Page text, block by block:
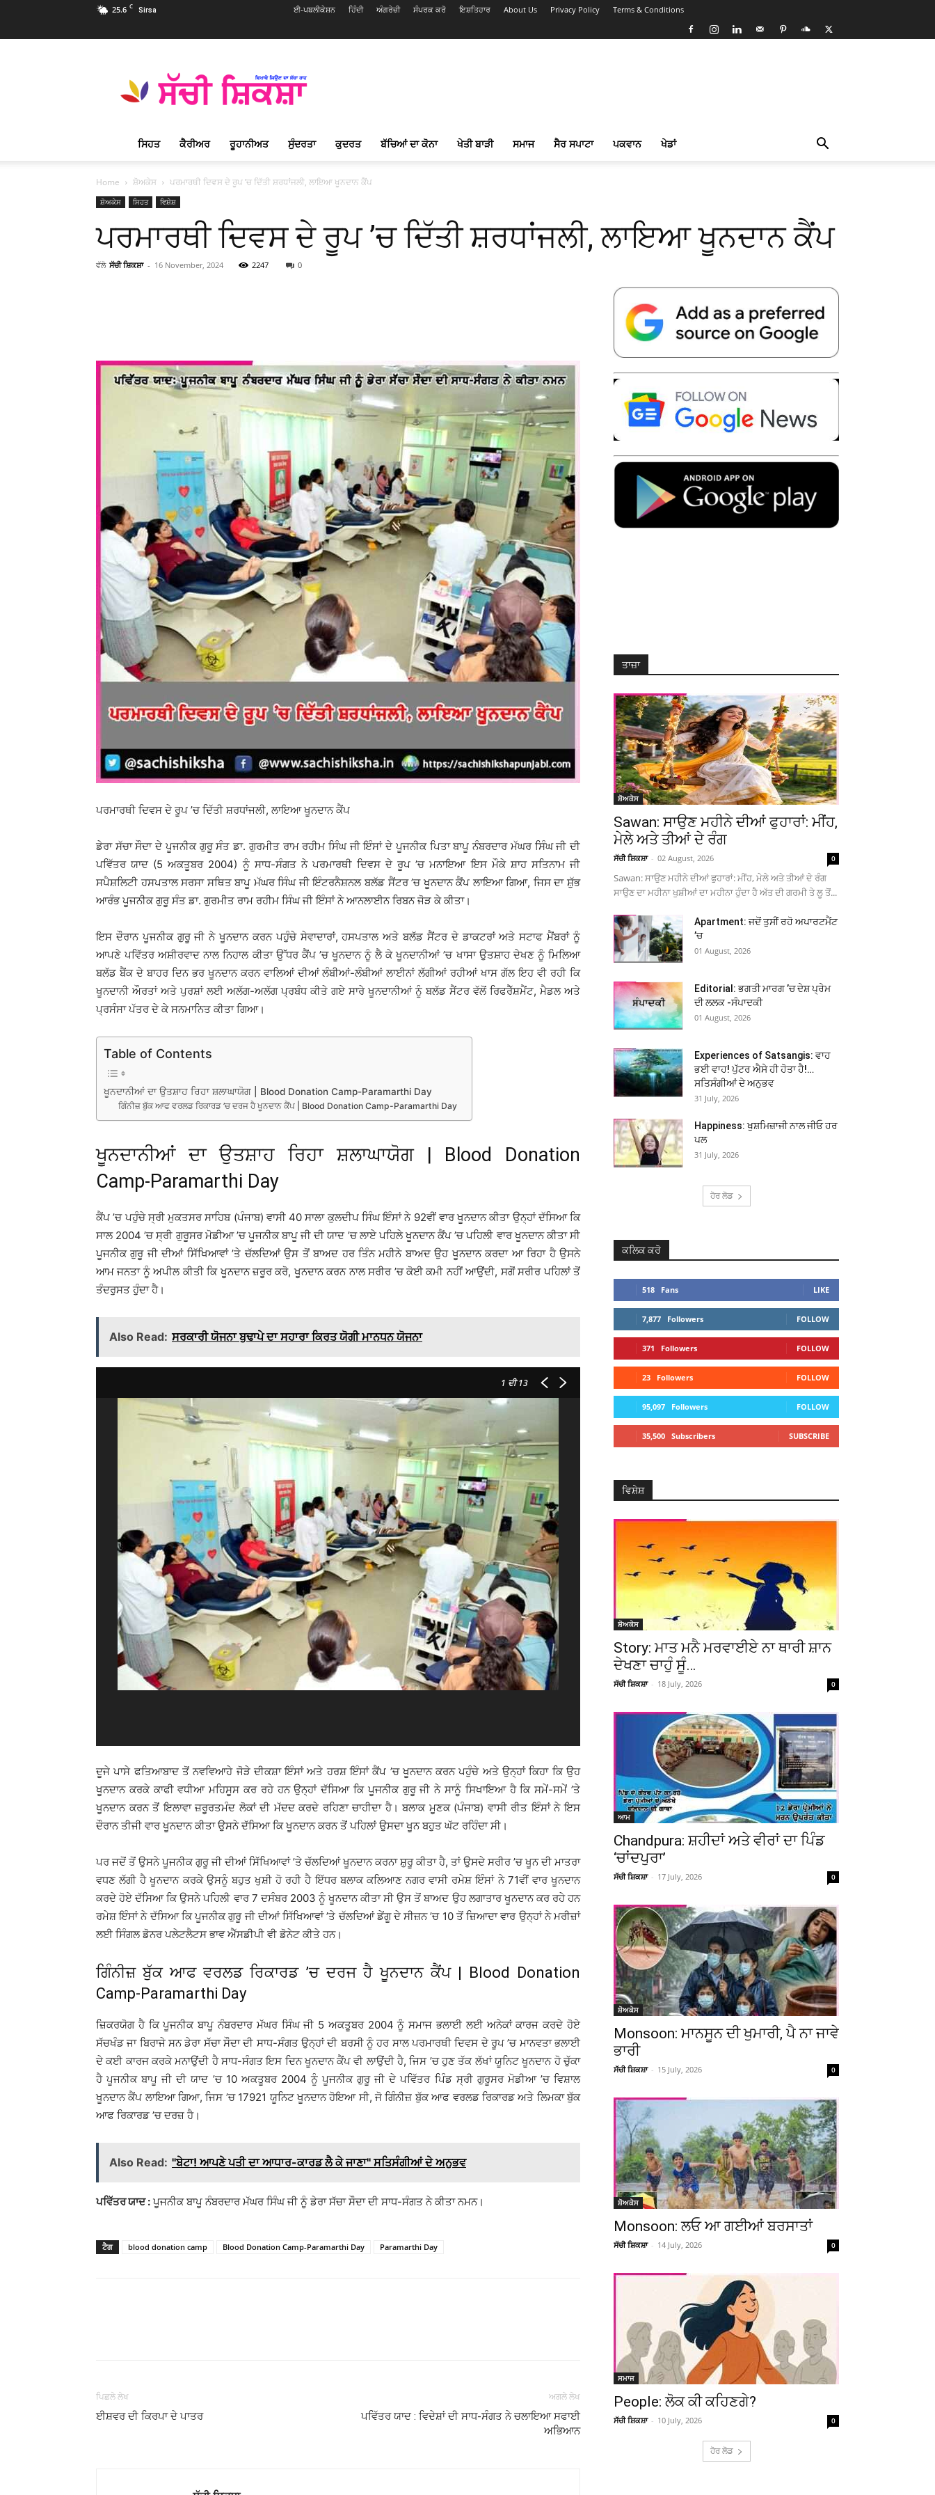
25.6 C Sirsa ਈ-ਪਬਲੀਕੇਸ਼ਨ ਹਿੰਦੀ ਅੰਗਰੇਜ਼ੀ ਸੰਪਰਕ ਕਰੋ ਇਸ਼ਤਿਹਾਰ About Us Privacy Policy Terms & Conditions
Shiksha
Punjabi
ਸ਼ਿਕਸ਼ਾ
ਪ੍ਰਸਿੱਧ
ਮੈਗਜ਼ੀਨ
ਸਿਹਤ ਕੈਰੀਅਰ ਰੂਹਾਨੀਅਤ ਸੁੰਦਰਤਾ ਕੁਦਰਤ ਬੱਚਿਆਂ ਦਾ ਕੋਨਾ ਖੇਤੀ ਬਾੜੀ ਸਮਾਜ ਸੈਰ ਸਪਾਟਾ ਪਕਵਾਨ ਖੇਡਾਂ
Home ਸ਼ੋਅਕੇਸ ਪਰਮਾਰਥੀ ਦਿਵਸ ਦੇ ਰੂਪ ’ਚ ਦਿੱਤੀ ਸ਼ਰਧਾਂਜਲੀ, ਲਾਇਆ ਖੂਨਦਾਨ ਕੈਂਪ
ਸ਼ੋਅਕੇਸ ਸਿਹਤ ਵਿਸ਼ੇਸ਼
ਪਰਮਾਰਥੀ ਦਿਵਸ ਦੇ ਰੂਪ ’ਚ ਦਿੱਤੀ ਸ਼ਰਧਾਂਜਲੀ, ਲਾਇਆ ਖੂਨਦਾਨ ਕੈਂਪ
ਵੱਲੋ ਸੱਚੀ ਸ਼ਿਕਸ਼ਾ - 16 November, 2024 2247 0
Telegram Copy URL
ਪਰਮਾਰਥੀ ਦਿਵਸ ਦੇ ਰੂਪ ’ਚ ਦਿੱਤੀ ਸ਼ਰਧਾਂਜਲੀ, ਲਾਇਆ ਖੂਨਦਾਨ ਕੈਂਪ
ਡੇਰਾ ਸੱਚਾ ਸੌਦਾ ਦੇ ਪੂਜਨੀਕ ਗੁਰੂ ਸੰਤ ਡਾ. ਗੁਰਮੀਤ ਰਾਮ ਰਹੀਮ ਸਿੰਘ ਜੀ ਇੰਸਾਂ ਦੇ ਪੂਜਨੀਕ ਪਿਤਾ ਬਾਪੂ ਨੰਬਰਦਾਰ ਮੱਘਰ ਸਿੰਘ ਜੀ ਦੀ
ਪਵਿੱਤਰ ਯਾਦ (5 ਅਕਤੂਬਰ 2004) ਨੂੰ ਸਾਧ-ਸੰਗਤ ਨੇ ਪਰਮਾਰਥੀ ਦਿਵਸ ਦੇ ਰੂਪ ’ਚ ਮਨਾਇਆ ਇਸ ਮੌਕੇ ਸ਼ਾਹ ਸਤਿਨਾਮ ਜੀ
ਸਪੈਸ਼ਲਿਟੀ ਹਸਪਤਾਲ ਸਰਸਾ ਸਥਿਤ ਬਾਪੂ ਮੱਘਰ ਸਿੰਘ ਜੀ ਇੰਟਰਨੈਸ਼ਨਲ ਬਲੱਡ ਸੈਂਟਰ ’ਚ ਖੂਨਦਾਨ ਕੈਂਪ ਲਾਇਆ ਗਿਆ, ਜਿਸ ਦਾ ਸ਼ੁੱਭ
ਆਰੰਭ ਪੂਜਨੀਕ ਗੁਰੂ ਸੰਤ ਡਾ. ਗੁਰਮੀਤ ਰਾਮ ਰਹੀਮ ਸਿੰਘ ਜੀ ਇੰਸਾਂ ਨੇ ਆਨਲਾਈਨ ਰਿਬਨ ਜੋੜ ਕੇ ਕੀਤਾ।
ਇਸ ਦੌਰਾਨ ਪੂਜਨੀਕ ਗੁਰੂ ਜੀ ਨੇ ਖੂਨਦਾਨ ਕਰਨ ਪਹੁੰਚੇ ਸੇਵਾਦਾਰਾਂ, ਹਸਪਤਾਲ ਅਤੇ ਬਲੱਡ ਸੈਂਟਰ ਦੇ ਡਾਕਟਰਾਂ ਅਤੇ ਸਟਾਫ ਮੈਂਬਰਾਂ ਨੂੰ
ਆਪਣੇ ਪਵਿੱਤਰ ਅਸ਼ੀਰਵਾਦ ਨਾਲ ਨਿਹਾਲ ਕੀਤਾ ਉੱਧਰ ਕੈਂਪ ’ਚ ਖੂਨਦਾਨ ਨੂੰ ਲੈ ਕੇ ਖੂਨਦਾਨੀਆਂ ’ਚ ਖਾਸਾ ਉਤਸ਼ਾਹ ਦੇਖਣ ਨੂੰ ਮਿਲਿਆ
ਬਲੱਡ ਬੈਂਕ ਦੇ ਬਾਹਰ ਦਿਨ ਭਰ ਖੂਨਦਾਨ ਕਰਨ ਵਾਲਿਆਂ ਦੀਆਂ ਲੰਬੀਆਂ-ਲੰਬੀਆਂ ਲਾਈਨਾਂ ਲੱਗੀਆਂ ਰਹੀਆਂ ਖਾਸ ਗੱਲ ਇਹ ਵੀ ਰਹੀ ਕਿ
ਖੂਨਦਾਨੀ ਔਰਤਾਂ ਅਤੇ ਪੁਰਸ਼ਾਂ ਲਈ ਅਲੱਗ-ਅਲੱਗ ਪ੍ਰਬੰਧ ਕੀਤੇ ਗਏ ਸਾਰੇ ਖੂਨਦਾਨੀਆਂ ਨੂੰ ਬਲੱਡ ਸੈਂਟਰ ਵੱਲੋਂ ਰਿਫਰੈੱਸ਼ਮੈਂਟ, ਮੈਡਲ ਅਤੇ
ਪ੍ਰਸੰਸਾ ਪੱਤਰ ਦੇ ਕੇ ਸਨਮਾਨਿਤ ਕੀਤਾ ਗਿਆ।
Table of Contents
ਖੂਨਦਾਨੀਆਂ ਦਾ ਉਤਸ਼ਾਹ ਰਿਹਾ ਸ਼ਲਾਘਾਯੋਗ | Blood Donation Camp-Paramarthi Day
ਗਿੰਨੀਜ਼ ਬੁੱਕ ਆਫ ਵਰਲਡ ਰਿਕਾਰਡ ’ਚ ਦਰਜ ਹੈ ਖੂਨਦਾਨ ਕੈਂਪ | Blood Donation Camp-Paramarthi Day
ਖੂਨਦਾਨੀਆਂ ਦਾ ਉਤਸ਼ਾਹ ਰਿਹਾ ਸ਼ਲਾਘਾਯੋਗ | Blood Donation
Camp-Paramarthi Day
ਕੈਂਪ ’ਚ ਪਹੁੰਚੇ ਸ੍ਰੀ ਮੁਕਤਸਰ ਸਾਹਿਬ (ਪੰਜਾਬ) ਵਾਸੀ 40 ਸਾਲਾ ਕੁਲਦੀਪ ਸਿੰਘ ਇੰਸਾਂ ਨੇ 92ਵੀਂ ਵਾਰ ਖੂਨਦਾਨ ਕੀਤਾ ਉਨ੍ਹਾਂ ਦੱਸਿਆ ਕਿ
ਸਾਲ 2004 ’ਚ ਸ੍ਰੀ ਗੁਰੂਸਰ ਮੋਡੀਆ ’ਚ ਪੂਜਨੀਕ ਬਾਪੂ ਜੀ ਦੀ ਯਾਦ ’ਚ ਲਾਏ ਪਹਿਲੇ ਖੂਨਦਾਨ ਕੈਂਪ ’ਚ ਪਹਿਲੀ ਵਾਰ ਖੂਨਦਾਨ ਕੀਤਾ ਸੀ
ਪੂਜਨੀਕ ਗੁਰੂ ਜੀ ਦੀਆਂ ਸਿੱਖਿਆਵਾਂ ’ਤੇ ਚੱਲਦਿਆਂ ਉਸ ਤੋਂ ਬਾਅਦ ਹਰ ਤਿੰਨ ਮਹੀਨੇ ਬਾਅਦ ਉਹ ਖੂਨਦਾਨ ਕਰਦਾ ਆ ਰਿਹਾ ਹੈ ਉਸਨੇ
ਆਮ ਜਨਤਾ ਨੂੰ ਅਪੀਲ ਕੀਤੀ ਕਿ ਖੂਨਦਾਨ ਜ਼ਰੂਰ ਕਰੋ, ਖੂਨਦਾਨ ਕਰਨ ਨਾਲ ਸਰੀਰ ’ਚ ਕੋਈ ਕਮੀ ਨਹੀਂ ਆਉਂਦੀ, ਸਗੋਂ ਸਰੀਰ ਪਹਿਲਾਂ ਤੋਂ
ਤੰਦਰੁਸਤ ਹੁੰਦਾ ਹੈ।
Also Read: ਸਰਕਾਰੀ ਯੋਜਨਾ ਬੁਢਾਪੇ ਦਾ ਸਹਾਰਾ ਕਿਰਤ ਯੋਗੀ ਮਾਨਧਨ ਯੋਜਨਾ
1 ਦੀ 13
ਦੂਜੇ ਪਾਸੇ ਫਤਿਆਬਾਦ ਤੋਂ ਨਵਵਿਆਹੇ ਜੋੜੇ ਦੀਕਸ਼ਾ ਇੰਸਾਂ ਅਤੇ ਹਰਸ਼ ਇੰਸਾਂ ਕੈਂਪ ’ਚ ਖੂਨਦਾਨ ਕਰਨ ਪਹੁੰਚੇ ਅਤੇ ਉਨ੍ਹਾਂ ਕਿਹਾ ਕਿ ਉਹ
ਖੂਨਦਾਨ ਕਰਕੇ ਕਾਫੀ ਵਧੀਆ ਮਹਿਸੂਸ ਕਰ ਰਹੇ ਹਨ ਉਨ੍ਹਾਂ ਦੱਸਿਆ ਕਿ ਪੂਜਨੀਕ ਗੁਰੂ ਜੀ ਨੇ ਸਾਨੂੰ ਸਿਖਾਇਆ ਹੈ ਕਿ ਸਮੇਂ-ਸਮੇਂ ’ਤੇ
ਖੂਨਦਾਨ ਕਰਨ ਤੋਂ ਇਲਾਵਾ ਜ਼ਰੂਰਤਮੰਦ ਲੋਕਾਂ ਦੀ ਮੱਦਦ ਕਰਦੇ ਰਹਿਣਾ ਚਾਹੀਦਾ ਹੈ। ਬਲਾਕ ਮੂਣਕ (ਪੰਜਾਬ) ਵਾਸੀ ਰੀਤ ਇੰਸਾਂ ਨੇ ਇਸ
ਦੌਰਾਨ ਤੀਜੀ ਵਾਰ ਖੂਨਦਾਨ ਕੀਤਾ ਉਸਨੇ ਦੱਸਿਆ ਕਿ ਖੂਨਦਾਨ ਕਰਨ ਤੋਂ ਪਹਿਲਾਂ ਉਸਦਾ ਖੂਨ ਬਹੁਤ ਘੱਟ ਰਹਿੰਦਾ ਸੀ।
ਪਰ ਜਦੋਂ ਤੋਂ ਉਸਨੇ ਪੂਜਨੀਕ ਗੁਰੂ ਜੀ ਦੀਆਂ ਸਿੱਖਿਆਵਾਂ ’ਤੇ ਚੱਲਦਿਆਂ ਖੂਨਦਾਨ ਕਰਨਾ ਸ਼ੁਰੂ ਕੀਤਾ ਹੈ, ਤਾਂ ਉਸਦੇ ਸਰੀਰ ’ਚ ਖੂਨ ਦੀ ਮਾਤਰਾ
ਵਧਣ ਲੱਗੀ ਹੈ ਖੂਨਦਾਨ ਕਰਕੇ ਉਸਨੂੰ ਬਹੁਤ ਖੁਸ਼ੀ ਹੋ ਰਹੀ ਹੈ ਇੱਧਰ ਬਲਾਕ ਕਲਿਆਣ ਨਗਰ ਵਾਸੀ ਰਮੇਸ਼ ਇੰਸਾਂ ਨੇ 71ਵੀਂ ਵਾਰ ਖੂਨਦਾਨ
ਕਰਦੇ ਹੋਏ ਦੱਸਿਆ ਕਿ ਉਸਨੇ ਪਹਿਲੀ ਵਾਰ 7 ਦਸੰਬਰ 2003 ਨੂੰ ਖੂਨਦਾਨ ਕੀਤਾ ਸੀ ਉਸ ਤੋਂ ਬਾਅਦ ਉਹ ਲਗਾਤਾਰ ਖੂਨਦਾਨ ਕਰ ਰਹੇ ਹਨ
ਰਮੇਸ਼ ਇੰਸਾਂ ਨੇ ਦੱਸਿਆ ਕਿ ਪੂਜਨੀਕ ਗੁਰੂ ਜੀ ਦੀਆਂ ਸਿੱਖਿਆਵਾਂ ’ਤੇ ਚੱਲਦਿਆਂ ਡੇਂਗੂ ਦੇ ਸੀਜ਼ਨ ’ਚ 10 ਤੋਂ ਜ਼ਿਆਦਾ ਵਾਰ ਉਨ੍ਹਾਂ ਨੇ ਮਰੀਜ਼ਾਂ
ਲਈ ਸਿੰਗਲ ਡੋਨਰ ਪਲੇਟਲੈਟਸ ਭਾਵ ਐੱਸਡੀਪੀ ਵੀ ਡੋਨੇਟ ਕੀਤੇ ਹਨ।
ਗਿੰਨੀਜ਼ ਬੁੱਕ ਆਫ ਵਰਲਡ ਰਿਕਾਰਡ ’ਚ ਦਰਜ ਹੈ ਖੂਨਦਾਨ ਕੈਂਪ | Blood Donation
Camp-Paramarthi Day
ਜ਼ਿਕਰਯੋਗ ਹੈ ਕਿ ਪੂਜਨੀਕ ਬਾਪੂ ਨੰਬਰਦਾਰ ਮੱਘਰ ਸਿੰਘ ਜੀ 5 ਅਕਤੂਬਰ 2004 ਨੂੰ ਸਮਾਜ ਭਲਾਈ ਲਈ ਅਨੇਕਾਂ ਕਾਰਜ ਕਰਦੇ ਹੋਏ
ਸੱਚਖੰਡ ਜਾ ਬਿਰਾਜੇ ਸਨ ਡੇਰਾ ਸੱਚਾ ਸੌਦਾ ਦੀ ਸਾਧ-ਸੰਗਤ ਉਨ੍ਹਾਂ ਦੀ ਬਰਸੀ ਨੂੰ ਹਰ ਸਾਲ ਪਰਮਾਰਥੀ ਦਿਵਸ ਦੇ ਰੂਪ ’ਚ ਮਾਨਵਤਾ ਭਲਾਈ
ਦੇ ਕਈ ਕਾਰਜ ਕਰਕੇ ਮਨਾਉਂਦੀ ਹੈ ਸਾਧ-ਸੰਗਤ ਇਸ ਦਿਨ ਖੂਨਦਾਨ ਕੈਂਪ ਵੀ ਲਾਉਂਦੀ ਹੈ, ਜਿਸ ’ਚ ਹੁਣ ਤੱਕ ਲੱਖਾਂ ਯੂਨਿਟ ਖੂਨਦਾਨ ਹੋ ਚੁੱਕਾ
ਹੈ ਪੂਜਨੀਕ ਬਾਪੂ ਜੀ ਦੀ ਯਾਦ ’ਚ 10 ਅਕਤੂਬਰ 2004 ਨੂੰ ਪੂਜਨੀਕ ਗੁਰੂ ਜੀ ਦੇ ਪਵਿੱਤਰ ਪਿੰਡ ਸ੍ਰੀ ਗੁਰੂਸਰ ਮੋਡੀਆ ’ਚ ਵਿਸ਼ਾਲ
ਖੂਨਦਾਨ ਕੈਂਪ ਲਾਇਆ ਗਿਆ, ਜਿਸ ’ਚ 17921 ਯੂਨਿਟ ਖੂਨਦਾਨ ਹੋਇਆ ਸੀ, ਜੋ ਗਿੰਨੀਜ਼ ਬੁੱਕ ਆਫ ਵਰਲਡ ਰਿਕਾਰਡ ਅਤੇ ਲਿਮਕਾ ਬੁੱਕ
ਆਫ ਰਿਕਾਰਡ ’ਚ ਦਰਜ਼ ਹੈ।
Also Read: ''ਬੇਟਾ! ਆਪਣੇ ਪਤੀ ਦਾ ਆਧਾਰ-ਕਾਰਡ ਲੈ ਕੇ ਜਾਣਾ'' ਸਤਿਸੰਗੀਆਂ ਦੇ ਅਨੁਭਵ
ਪਵਿੱਤਰ ਯਾਦ : ਪੂਜਨੀਕ ਬਾਪੂ ਨੰਬਰਦਾਰ ਮੱਘਰ ਸਿੰਘ ਜੀ ਨੂੰ ਡੇਰਾ ਸੱਚਾ ਸੌਦਾ ਦੀ ਸਾਧ-ਸੰਗਤ ਨੇ ਕੀਤਾ ਨਮਨ।
ਟੈਗ blood donation camp Blood Donation Camp-Paramarthi Day Paramarthi Day
Telegram Copy URL
ਪਿਛਲੇ ਲੇਖ
ਈਸ਼ਵਰ ਦੀ ਕਿਰਪਾ ਦੇ ਪਾਤਰ
ਅਗਲੇ ਲੇਖ
ਪਵਿੱਤਰ ਯਾਦ : ਵਿਦੇਸ਼ਾਂ ਦੀ ਸਾਧ-ਸੰਗਤ ਨੇ ਚਲਾਇਆ ਸਫਾਈ
ਅਭਿਆਨ
ਤਾਜ਼ਾ
ਸ਼ੋਅਕੇਸ
Sawan: ਸਾਉਣ ਮਹੀਨੇ ਦੀਆਂ ਫੁਹਾਰਾਂ: ਮੀਂਹ,
ਮੇਲੇ ਅਤੇ ਤੀਆਂ ਦੇ ਰੰਗ
ਸੱਚੀ ਸ਼ਿਕਸ਼ਾ - 02 August, 2026 0
Sawan: ਸਾਉਣ ਮਹੀਨੇ ਦੀਆਂ ਫੁਹਾਰਾਂ: ਮੀਂਹ, ਮੇਲੇ ਅਤੇ ਤੀਆਂ ਦੇ ਰੰਗ
ਸਾਉਣ ਦਾ ਮਹੀਨਾ ਖੁਸ਼ੀਆਂ ਦਾ ਮਹੀਨਾ ਹੁੰਦਾ ਹੈ ਅੱਤ ਦੀ ਗਰਮੀ ਤੇ ਲੂ ਤੋਂ...
Apartment: ਜਦੋਂ ਤੁਸੀਂ ਰਹੋ ਅਪਾਰਟਮੈਂਟ
’ਚ
01 August, 2026
Editorial: ਭਗਤੀ ਮਾਰਗ ’ਚ ਦੇਸ਼ ਪ੍ਰੇਮ
ਦੀ ਲਲਕ -ਸੰਪਾਦਕੀ
01 August, 2026
Experiences of Satsangis: ਵਾਹ
ਭਈ ਵਾਹ! ਪੁੱਟਰ ਐਸੇ ਹੀ ਹੋਤਾ ਹੈ!…
ਸਤਿਸੰਗੀਆਂ ਦੇ ਅਨੁਭਵ
31 July, 2026
Happiness: ਖੁਸ਼ਮਿਜ਼ਾਜੀ ਨਾਲ ਜੀਓ ਹਰ
ਪਲ
31 July, 2026
ਹੋਰ ਲੋਡ
ਕਲਿਕ ਕਰੋ
518 Fans LIKE
7,877 Followers FOLLOW
371 Followers FOLLOW
23 Followers FOLLOW
95,097 Followers FOLLOW
35,500 Subscribers SUBSCRIBE
ਵਿਸ਼ੇਸ਼
ਸ਼ੋਅਕੇਸ
Story: ਮਾਤ ਮਨੈ ਮਰਵਾਈਏ ਨਾ ਥਾਰੀ ਸ਼ਾਨ
ਦੇਖਣਾ ਚਾਹੁੰ ਸੂੰ…
ਸੱਚੀ ਸ਼ਿਕਸ਼ਾ - 18 July, 2026 0
ਆਮ
Chandpura: ਸ਼ਹੀਦਾਂ ਅਤੇ ਵੀਰਾਂ ਦਾ ਪਿੰਡ
‘ਚਾਂਦਪੁਰਾ’
ਸੱਚੀ ਸ਼ਿਕਸ਼ਾ - 17 July, 2026 0
ਸ਼ੋਅਕੇਸ
Monsoon: ਮਾਨਸੂਨ ਦੀ ਖੁਮਾਰੀ, ਪੈ ਨਾ ਜਾਵੇ
ਭਾਰੀ
ਸੱਚੀ ਸ਼ਿਕਸ਼ਾ - 15 July, 2026 0
ਸ਼ੋਅਕੇਸ
Monsoon: ਲਓ ਆ ਗਈਆਂ ਬਰਸਾਤਾਂ
ਸੱਚੀ ਸ਼ਿਕਸ਼ਾ - 14 July, 2026 0
ਸਮਾਜ
People: ਲੋਕ ਕੀ ਕਹਿਣਗੇ?
ਸੱਚੀ ਸ਼ਿਕਸ਼ਾ - 10 July, 2026 0
ਹੋਰ ਲੋਡ